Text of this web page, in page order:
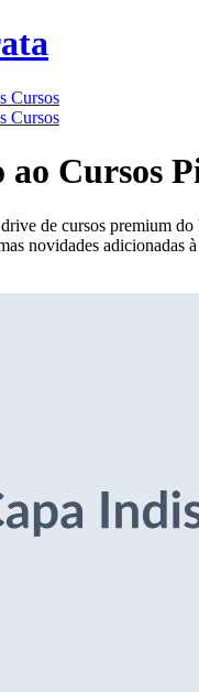
Cursos
Cursos
ao Cursos
de cursos premium
novidades adicionadas à